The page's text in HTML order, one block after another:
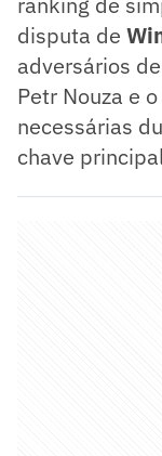
disputa de
adversários
Petr Nouza e
necessárias
chave